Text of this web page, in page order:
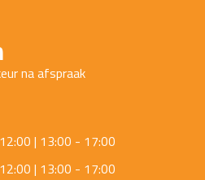
na afspraak
| 13:00 - 17:00
| 13:00 - 17:00